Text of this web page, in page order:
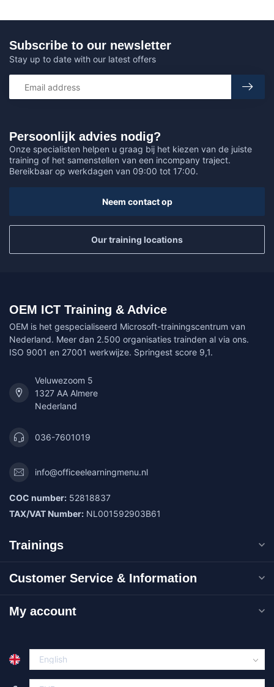
Persoonlijk advies nodig?
Onze specialisten helpen u graag bij het kiezen van de juiste
training of het samenstellen van een incompany traject.
Bereikbaar op werkdagen van 09:00 tot 17:00.
Neem contact op
Our training locations
Subscribe to our newsletter
Stay up to date with our latest offers
OEM ICT Training & Advice
OEM is het gespecialiseerd Microsoft-trainingscentrum van
Nederland. Meer dan 2.500 organisaties trainden al via ons.
ISO 9001 en 27001 werkwijze. Springest score 9,1.
Veluwezoom 5
1327 AA Almere
Nederland
036-7601019
info@officeelearningmenu.nl
COC number: 52818837
TAX/VAT Number: NL001592903B61
Trainings
Customer Service & Information
My account